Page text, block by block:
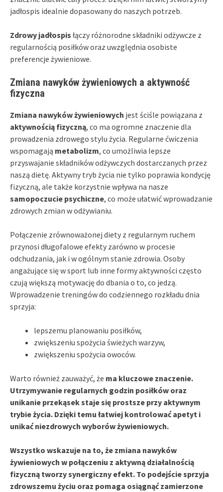
jadłospis idealnie dopasowany do naszych potrzeb.
Zdrowy jadłospis łączy różnorodne składniki odżywcze z
regularnością posiłków oraz uwzględnia osobiste
preferencje żywieniowe.
Zmiana nawyków żywieniowych a aktywność
fizyczna
Zmiana nawyków żywieniowych jest ściśle powiązana z
aktywnością fizyczną, co ma ogromne znaczenie dla
prowadzenia zdrowego stylu życia. Regularne ćwiczenia
wspomagają metabolizm, co umożliwia lepsze
przyswajanie składników odżywczych dostarczanych przez
naszą dietę. Aktywny tryb życia nie tylko poprawia kondycję
fizyczną, ale także korzystnie wpływa na nasze
samopoczucie psychiczne, co może ułatwić wprowadzanie
zdrowych zmian w odżywianiu.
Połączenie zrównoważonej diety z regularnym ruchem
przynosi długofalowe efekty zarówno w procesie
odchudzania, jak i w ogólnym stanie zdrowia. Osoby
angażujące się w sport lub inne formy aktywności często
czują większą motywację do dbania o to, co jedzą.
Wprowadzenie treningów do codziennego rozkładu dnia
sprzyja:
lepszemu planowaniu posiłków,
zwiększeniu spożycia świeżych warzyw,
zwiększeniu spożycia owoców.
Warto również zauważyć, że ma kluczowe znaczenie.
Utrzymywanie regularnych godzin posiłków oraz
unikanie przekąsek staje się prostsze przy aktywnym
trybie życia. Dzięki temu łatwiej kontrolować apetyt i
unikać niezdrowych wyborów żywieniowych.
Wszystko wskazuje na to, że zmiana nawyków
żywieniowych w połączeniu z aktywną działalnością
fizyczną tworzysynergiczny efekt. To podejście sprzyja
zdrowszemu życiu oraz pomaga osiągnąć zamierzone